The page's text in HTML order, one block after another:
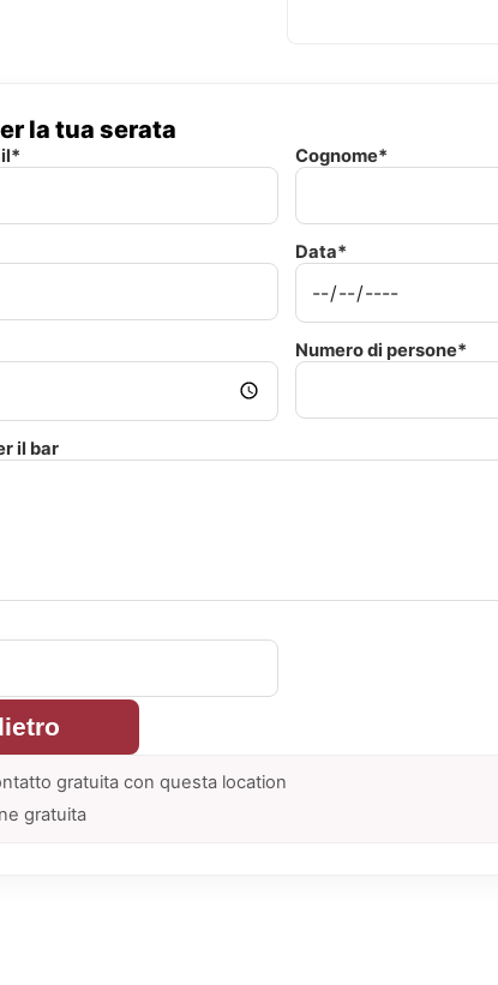
la tua serata
Cognome*
Data*
Numero di persone*
il bar
gratuita con questa location
gratuita